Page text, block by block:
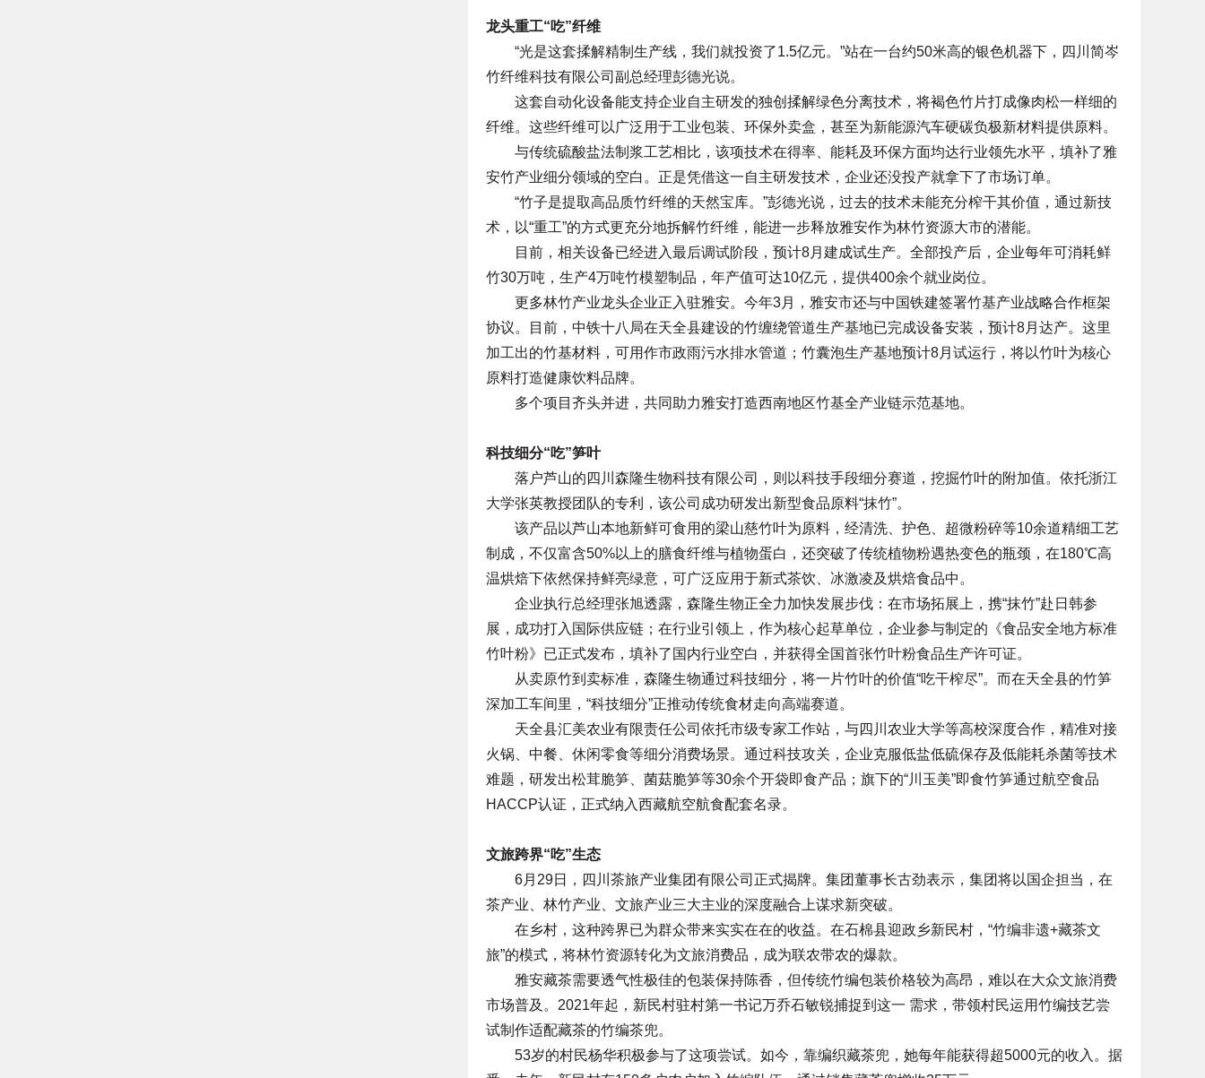
龙头重工“吃”纤维
“光是这套揉解精制生产线，我们就投资了1.5亿元。”站在一台约50米高的银色机器下，四川简岑
竹纤维科技有限公司副总经理彭德光说。
这套自动化设备能支持企业自主研发的独创揉解绿色分离技术，将褐色竹片打成像肉松一样细的
纤维。这些纤维可以广泛用于工业包装、环保外卖盒，甚至为新能源汽车硬碳负极新材料提供原料。
与传统硫酸盐法制浆工艺相比，该项技术在得率、能耗及环保方面均达行业领先水平，填补了雅
安竹产业细分领域的空白。正是凭借这一自主研发技术，企业还没投产就拿下了市场订单。
“竹子是提取高品质竹纤维的天然宝库。”彭德光说，过去的技术未能充分榨干其价值，通过新技
术，以“重工”的方式更充分地拆解竹纤维，能进一步释放雅安作为林竹资源大市的潜能。
目前，相关设备已经进入最后调试阶段，预计8月建成试生产。全部投产后，企业每年可消耗鲜
竹30万吨，生产4万吨竹模塑制品，年产值可达10亿元，提供400余个就业岗位。
更多林竹产业龙头企业正入驻雅安。今年3月，雅安市还与中国铁建签署竹基产业战略合作框架
协议。目前，中铁十八局在天全县建设的竹缠绕管道生产基地已完成设备安装，预计8月达产。这里
加工出的竹基材料，可用作市政雨污水排水管道；竹囊泡生产基地预计8月试运行，将以竹叶为核心
原料打造健康饮料品牌。
多个项目齐头并进，共同助力雅安打造西南地区竹基全产业链示范基地。
科技细分“吃”笋叶
落户芦山的四川森隆生物科技有限公司，则以科技手段细分赛道，挖掘竹叶的附加值。依托浙江
大学张英教授团队的专利，该公司成功研发出新型食品原料“抹竹”。
该产品以芦山本地新鲜可食用的梁山慈竹叶为原料，经清洗、护色、超微粉碎等10余道精细工艺
制成，不仅富含50%以上的膳食纤维与植物蛋白，还突破了传统植物粉遇热变色的瓶颈，在180℃高
温烘焙下依然保持鲜亮绿意，可广泛应用于新式茶饮、冰激凌及烘焙食品中。
企业执行总经理张旭透露，森隆生物正全力加快发展步伐：在市场拓展上，携“抹竹”赴日韩参
展，成功打入国际供应链；在行业引领上，作为核心起草单位，企业参与制定的《食品安全地方标准
竹叶粉》已正式发布，填补了国内行业空白，并获得全国首张竹叶粉食品生产许可证。
从卖原竹到卖标准，森隆生物通过科技细分，将一片竹叶的价值“吃干榨尽”。而在天全县的竹笋
深加工车间里，“科技细分”正推动传统食材走向高端赛道。
天全县汇美农业有限责任公司依托市级专家工作站，与四川农业大学等高校深度合作，精准对接
火锅、中餐、休闲零食等细分消费场景。通过科技攻关，企业克服低盐低硫保存及低能耗杀菌等技术
难题，研发出松茸脆笋、菌菇脆笋等30余个开袋即食产品；旗下的“川玉美”即食竹笋通过航空食品
HACCP认证，正式纳入西藏航空航食配套名录。
文旅跨界“吃”生态
6月29日，四川茶旅产业集团有限公司正式揭牌。集团董事长古劲表示，集团将以国企担当，在
茶产业、林竹产业、文旅产业三大主业的深度融合上谋求新突破。
在乡村，这种跨界已为群众带来实实在在的收益。在石棉县迎政乡新民村，“竹编非遗+藏茶文
旅”的模式，将林竹资源转化为文旅消费品，成为联农带农的爆款。
雅安藏茶需要透气性极佳的包装保持陈香，但传统竹编包装价格较为高昂，难以在大众文旅消费
市场普及。2021年起，新民村驻村第一书记万乔石敏锐捕捉到这一 需求，带领村民运用竹编技艺尝
试制作适配藏茶的竹编茶兜。
53岁的村民杨华积极参与了这项尝试。如今，靠编织藏茶兜，她每年能获得超5000元的收入。据